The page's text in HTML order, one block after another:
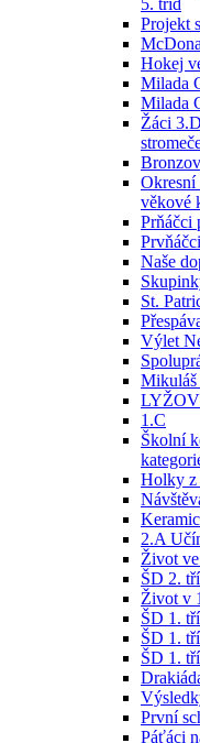
5. tříd
Projekt
Hokej
Milada
Milada
Žáci
Okresní
věkové
Prňáčci
Naše
St.
Výlet
Mikuláš
1.C
Školní
Holky z
2.A
Život
ŠD 2.
Život v
ŠD 1.
ŠD 1.
ŠD 1.
První
Páťáci